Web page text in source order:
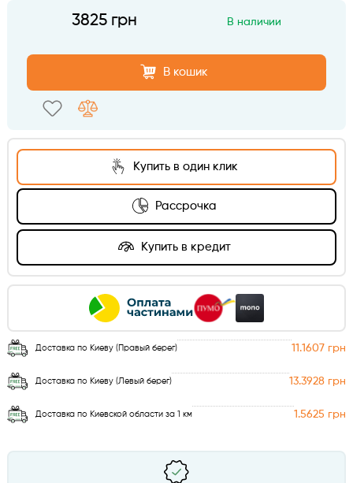
3825 грн В наличии
В кошик
Купить в один клик
Рассрочка
Купить в кредит
Доставка по Киеву (Правый берег) 11.1607 грн
Доставка по Киеву (Левый берег) 13.3928 грн
Доставка по Киевской области за 1 км 1.5625 грн